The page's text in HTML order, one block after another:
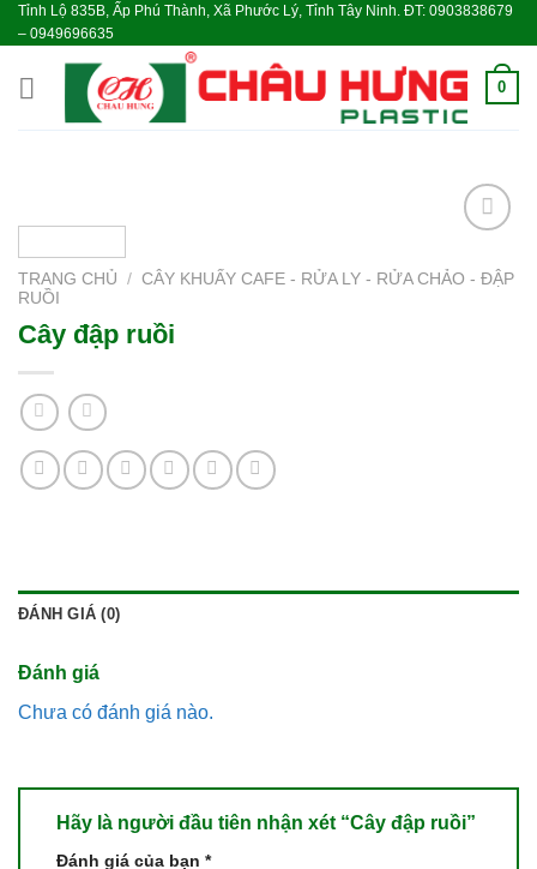
Skip
to
content
Tỉnh Lộ 835B, Ấp Phú Thành, Xã Phước Lý, Tỉnh Tây Ninh. ĐT: 0903838679
– 0949696635
0
wishlist
TRANG CHỦ / CÂY KHUẤY CAFE - RỬA LY - RỬA CHẢO - ĐẬP
RUỒI
Cây đập ruồi
ĐÁNH GIÁ (0)
Đánh giá
Chưa có đánh giá nào.
Hãy là người đầu tiên nhận xét “Cây đập ruồi”
Đánh giá của bạn *